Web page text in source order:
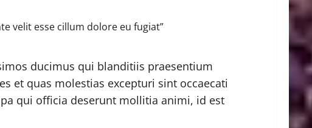
velit esse cillum dolore eu fugiat”
ducimus qui blanditiis praesentium
et quas molestias excepturi sint occaecati
qui officia deserunt mollitia animi, id est